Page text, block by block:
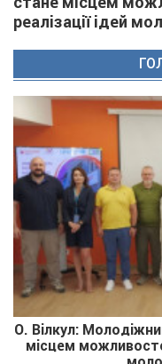
реалізації ідей
О. Вілкул:
місцем